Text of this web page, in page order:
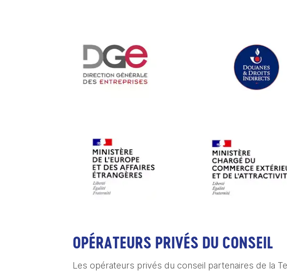
OPÉRATEURS PRIVÉS DU CONSEIL
Les opérateurs privés du conseil partenaires de la